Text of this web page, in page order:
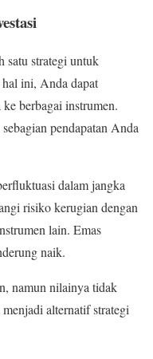
satu strategi untuk
ini, Anda dapat
berbagai instrumen.
pendapatan Anda
dalam jangka
risiko kerugian dengan
lain. Emas
naik.
namun nilainya tidak
alternatif strategi